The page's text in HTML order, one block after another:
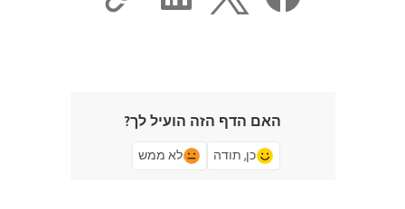
האם הדף הזה הועיל לך?
כן, תודה לא ממש